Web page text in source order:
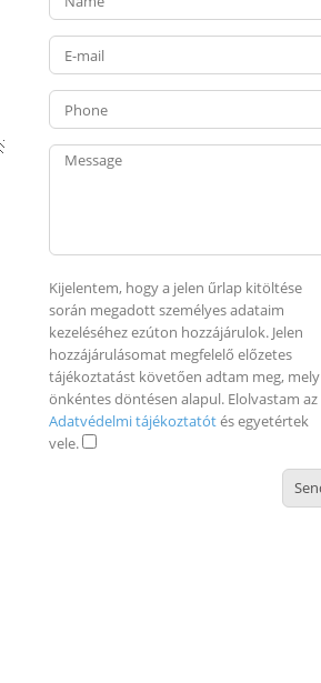
Kijelentem, hogy a jelen űrlap kitöltése
során megadott személyes adataim
kezeléséhez ezúton hozzájárulok. Jelen
hozzájárulásomat megfelelő előzetes
tájékoztatást követően adtam meg, mely
önkéntes döntésen alapul. Elolvastam az
Adatvédelmi tájékoztatótés egyetértek
vele.